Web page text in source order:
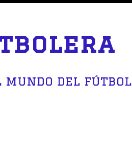
mundo del fútbol